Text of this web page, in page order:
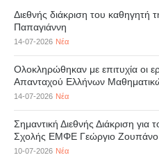
Διεθνής διάκριση του
Παπαγιάννη
14-07-2026 Νέα
Ολοκληρώθηκαν με επιτυχία οι
Απανταχού Ελλήνων
14-07-2026 Νέα
Σημαντική Διεθνής Διάκριση για
Σχολής ΕΜΦΕ Γεώργιο Ζουπάνο
10-07-2026 Νέα